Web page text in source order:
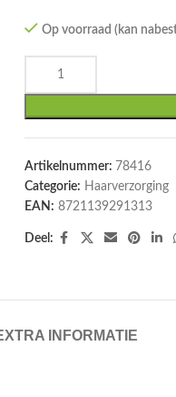
Op voorraad (kan
Artikelnummer: 78416
Categorie: Haarverzorging
EAN: 8721139291313
Deel:
INFORMATIE